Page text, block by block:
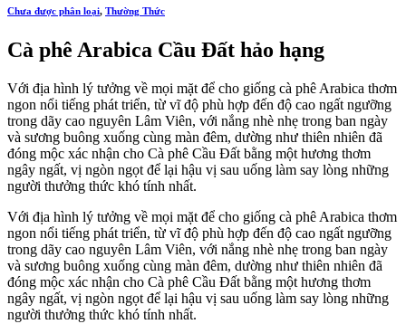
Chưa được phân loại, Thường Thức
Cà phê Arabica Cầu Đất hảo hạng
Với địa hình lý tưởng về mọi mặt để cho giống cà phê Arabica thơm
ngon nổi tiếng phát triển, từ vĩ độ phù hợp đến độ cao ngất ngưỡng
trong dãy cao nguyên Lâm Viên, với nắng nhè nhẹ trong ban ngày
và sương buông xuống cùng màn đêm, dường như thiên nhiên đã
đóng mộc xác nhận cho Cà phê Cầu Đất bằng một hương thơm
ngây ngất, vị ngòn ngọt để lại hậu vị sau uống làm say lòng những
người thưởng thức khó tính nhất.
Với địa hình lý tưởng về mọi mặt để cho giống cà phê Arabica thơm
ngon nổi tiếng phát triển, từ vĩ độ phù hợp đến độ cao ngất ngưỡng
trong dãy cao nguyên Lâm Viên, với nắng nhè nhẹ trong ban ngày
và sương buông xuống cùng màn đêm, dường như thiên nhiên đã
đóng mộc xác nhận cho Cà phê Cầu Đất bằng một hương thơm
ngây ngất, vị ngòn ngọt để lại hậu vị sau uống làm say lòng những
người thưởng thức khó tính nhất.